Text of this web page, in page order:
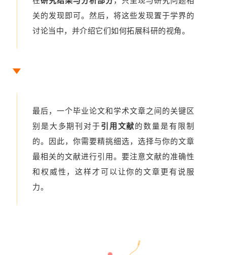
关的发现即可。然后，将这些发现置于学界的
讨论当中，并介绍它们如何拓展科研的视角。
最后，一个毕业论文和学术文章之间的关键区
别是大多期刊对于引用文献的数量是有限制
的。因此，你需要精挑细选，选择与你的文章
最相关的文献进行引用。要注意文献的准确性
和权威性，这样才可以让你的文章更有说服
力。